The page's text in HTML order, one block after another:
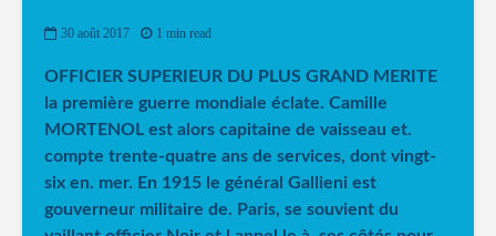
30 août 2017 1 min read
OFFICIER SUPERIEUR DU PLUS GRAND MERITE
la première guerre mondiale éclate. Camille
MORTENOL est alors capitaine de vaisseau et.
compte trente-quatre ans de services, dont vingt-
six en. mer. En 1915 le général Gallieni est
gouverneur militaire de. Paris, se souvient du